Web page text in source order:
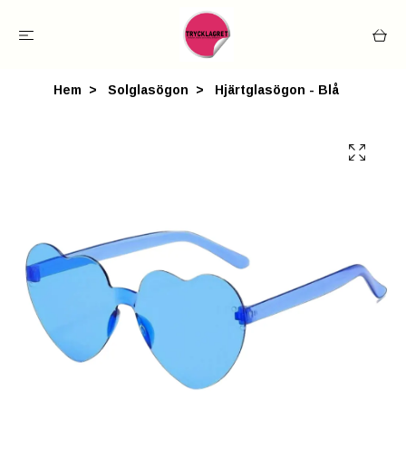
Hem Solglasögon Hjärtglasögon - Blå